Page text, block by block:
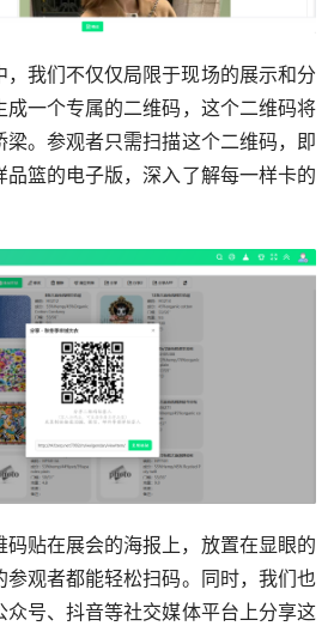
，我们不仅仅局限于现场的展示和分
成一个专属的二维码，这个二维码将
梁。参观者只需扫描这个二维码，即
品篮的电子版，深入了解每一样卡的
码贴在展会的海报上，放置在显眼的
观者都能轻松扫码。同时，我们也
号、抖音等社交媒体平台上分享这